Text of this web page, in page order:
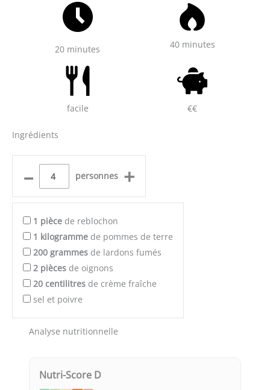
20 minutes 40 minutes
facile €€
Ingrédients
– personnes +
1 pièce de reblochon
1 kilogramme de pommes de terre
200 grammes de lardons fumés
2 pièces de oignons
20 centilitres de crème fraîche
sel et poivre
Analyse nutritionnelle
Nutri-Score D